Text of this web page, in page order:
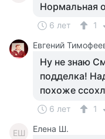
Нормальная
6 лет
1
Евгений
Ну не знаю
подделка!
похоже
6 лет 1
ЕШ Елена Ш.